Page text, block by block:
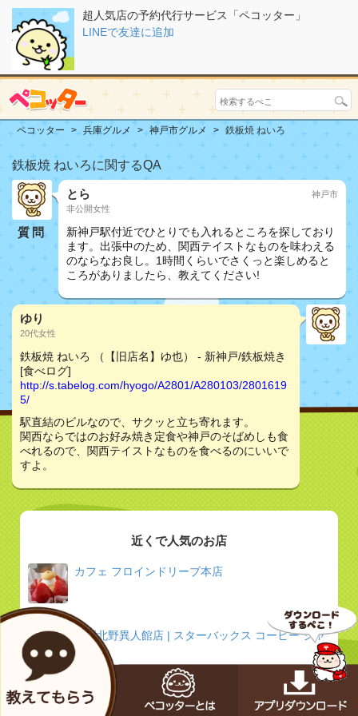
超人気店の予約代行サービス「ペコッター」
LINEで友達に追加
ペコッター 兵庫グルメ 神戸市グルメ 鉄板焼 ねいろ
鉄板焼 ねいろに関するQA
質問
とら
非公開女性
神戸市
新神戸駅付近でひとりでも入れるところを探しており
ます。出張中のため、関西テイストなものを味わえる
のならなお良し。1時間くらいでさくっと楽しめると
ころがありましたら、教えてください!
ゆり
20代女性
鉄板焼 ねいろ （【旧店名】ゆ也） - 新神戸/鉄板焼き
[食べログ]
http://s.tabelog.com/hyogo/A2801/A280103/2801619
5/
駅直結のビルなので、サクッと立ち寄れます。
関西ならではのお好み焼き定食や神戸のそばめしも食
べれるので、関西テイストなものを食べるのにいいで
すよ。
近くで人気のお店
カフェ フロインドリーブ本店
神戸北野異人館店 | スターバックス コーヒー ジャ
パン
鉄板焼 ねいろ